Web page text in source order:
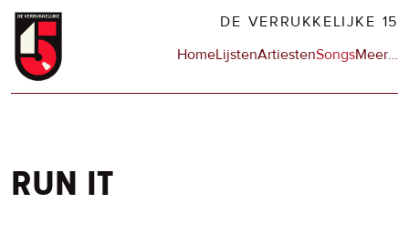
Overslaan
naar
DE VERRUKKELIJKE 15
Hoofdnavigatie
HomeLijstenArtiestenSongsMeerop
…
run it